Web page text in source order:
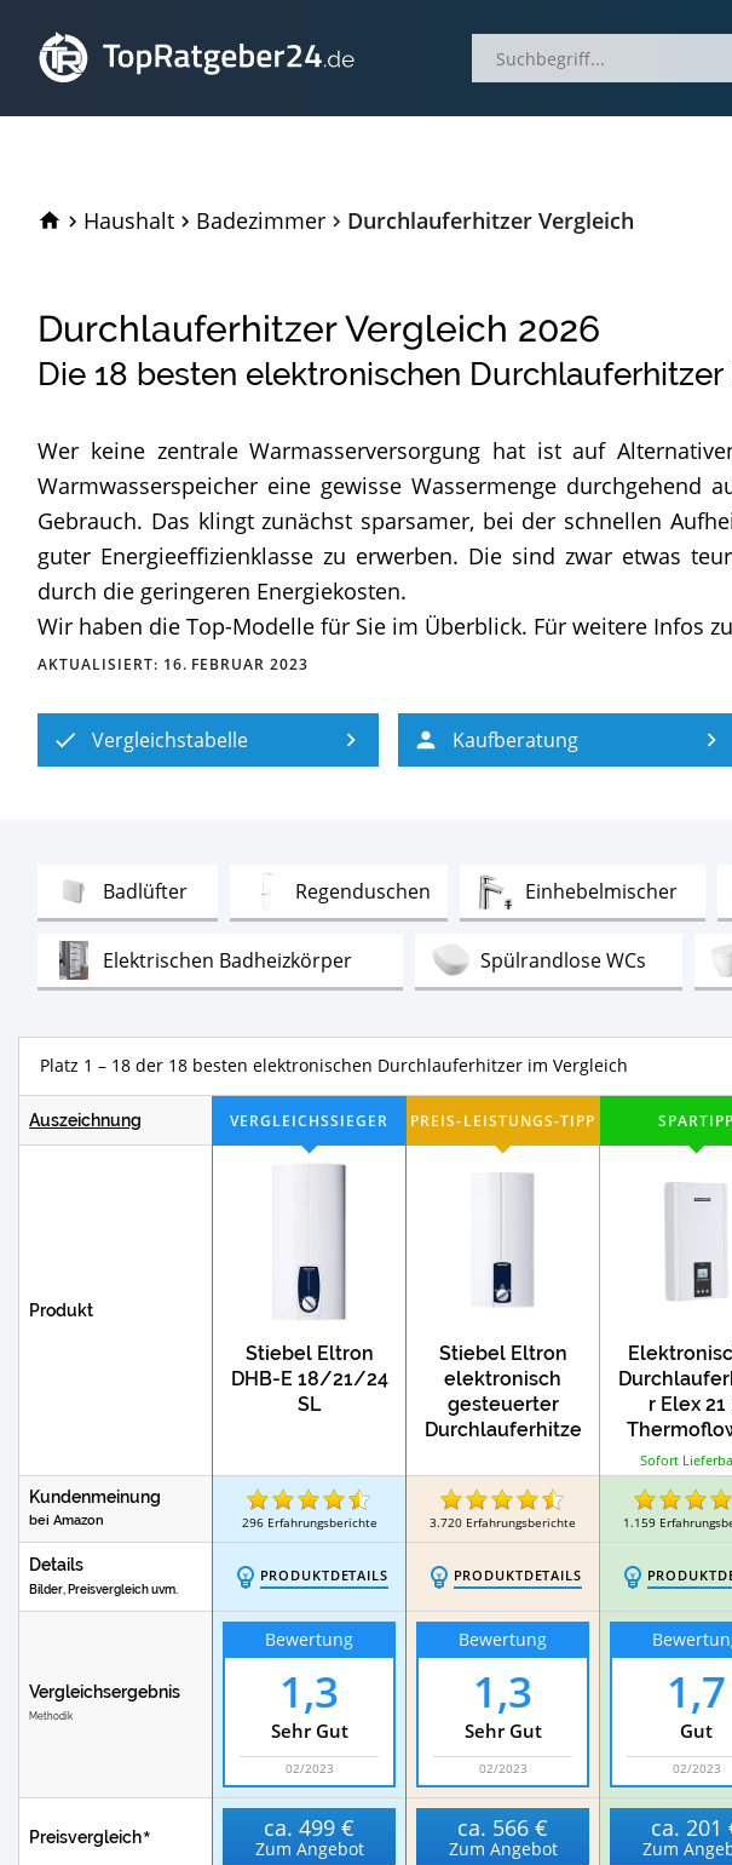
TopRatgeber24.de
Haushalt Badezimmer Durchlauferhitzer Vergleich
Durchlauferhitzer Vergleich 2026
Die 18 besten elektronischen
Wer keine zentrale Warmasserversorgung hat ist auf
Warmwasserspeicher eine gewisse Wassermenge
Gebrauch. Das klingt zunächst sparsamer, bei der schnellen
guter Energieeffizienklasse zu erwerben. Die sind zwar etwas
durch die geringeren Energiekosten.
Wir haben die Top-Modelle für Sie im Überblick. Für weitere Infos
AKTUALISIERT: 16. FEBRUAR 2023
Vergleichstabelle Kaufberatung
BadlüfterTest Regenduschen EinhebelmischerTest
Elektrischen BadheizkörperTest Spülrandlose WCs
Duschabtrennungen für die BadewanneTest DuschtürenTest
Elektronische Durchlauferhitzer
Platz 1 – 18 der 18 besten elektronischen Durchlauferhitzer im Vergleich
Auszeichnung
Produkt
Stiebel Eltron
DHB-E 18/21/24
SL
Stiebel Eltron
elektronisch
gesteuerter
Durchlauferhitze
r Elex 21
kW
Sofort
Kundenmeinung
bei Amazon 296 Erfahrungsberichte 3.720 Erfahrungsberichte 1.159
Details
Bilder, Preisvergleich uvm.
PRODUKTDETAILS PRODUKTDETAILS
Vergleichsergebnis
Methodik
Bewertung
1,3
Sehr Gut
02/2023
Bewertung
1,3
Sehr Gut
02/2023
1,7
Gut
02/2023
Preisvergleich ca.499 €
Zum Angebot
ca. 566 €
Zum Angebot
ca.201
Zum